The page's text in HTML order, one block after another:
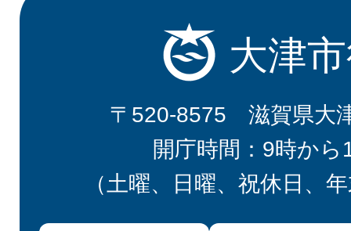
大津
〒520-8575 滋賀県大
開庁時間：9時から
（土曜、日曜、祝休日、